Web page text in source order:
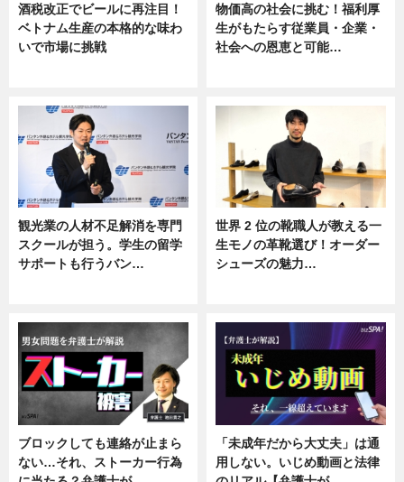
酒税改正でビールに再注目！
ベトナム生産の本格的な味わ
いで市場に挑戦
物価高の社会に挑む！福利厚
生がもたらす従業員・企業・
社会への恩恵と可能…
観光業の人材不足解消を専門
スクールが担う。学生の留学
サポートも行うバン…
世界 2 位の靴職人が教える一
生モノの革靴選び！オーダー
シューズの魅力…
ブロックしても連絡が止まら
ない…それ、ストーカー行為
「未成年だから大丈夫」は通
用しない。いじめ動画と法律